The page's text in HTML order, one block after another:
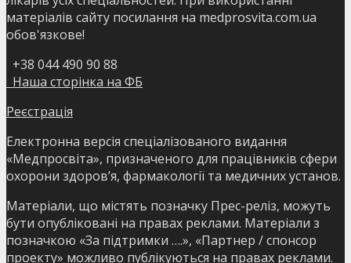
матеріалів сайту посилання на medprosvita.com.ua
обов'язкове!
+38 044 490 90 88
Наша сторінка на ФБ
Реєстрація
Електронна версія спеціалізованого видання
«Медпросвіта», призначеного для працівників сфери
охорони здоров’я, фармакології та медичних установ.
Матеріали, що містять позначку Прес-реліз, можуть
бути опубліковані на правах реклами. Матеріали з
позначкою «За підтримки ….», «Партнер / спонсор
проекту» можливо публікуються на правах реклами.